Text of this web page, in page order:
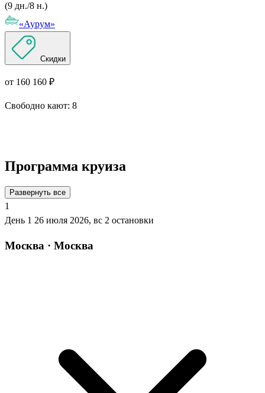
(9 дн./8 н.)
«Аурум»
Скидки
от 160 160 ₽
Свободно кают: 8
Программа круиза
Развернуть все
1
День 1 26 июля 2026, вс 2 остановки
Москва · Москва